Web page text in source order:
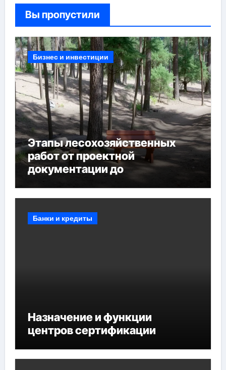
Вы пропустили
Бизнес и инвестиции
Этапы лесохозяйственных
работ от проектной
документации до
мероприятий и обустройства
Банки и кредиты
Назначение и функции
центров сертификации